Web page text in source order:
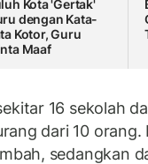
Kota 'Gertak'
dengan Kata-
Kotor, Guru
Maaf
16 sekolah
dari 10 orang.
sedangkan